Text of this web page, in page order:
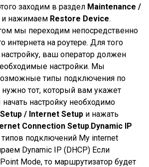
заходим в раздел Maintenance /
и нажимаем Restore Device.
мы переходим непосредственно
интернета на роутере. Для того
ваш оператор должен
настройки. Мы
типы подключения по
нужно тот, который вам укажет
настройку необходимо
Setup / Internet Setup и нажать
Connection Setup.Dynamic IP
типов подключений My internet
Dynamic IP (DHCP) Если
Mode, то маршрутизатор будет